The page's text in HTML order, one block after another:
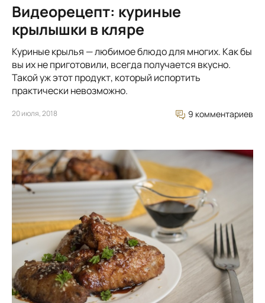
Видеорецепт: куриные
крылышки в кляре
Куриные крылья — любимое блюдо для многих. Как бы
вы их не приготовили, всегда получается вкусно.
Такой уж этот продукт, который испортить
практически невозможно.
20 июля, 2018 9 комментариев